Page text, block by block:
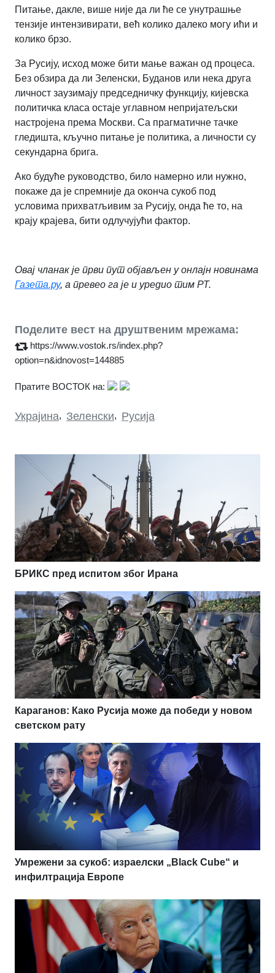
Питање, дакле, више није да ли ће се унутрашње
тензије интензивирати, већ колико далеко могу ићи и
колико брзо.
За Русију, исход може бити мање важан од процеса.
Без обзира да ли Зеленски, Буданов или нека друга
личност заузимају председничку функцију, кијевска
политичка класа остаје углавном непријатељски
настројена према Москви. Са прагматичне тачке
гледишта, кључно питање је политика, а личности су
секундарна брига.
Ако будуће руководство, било намерно или нужно,
покаже да је спремније да оконча сукоб под
условима прихватљивим за Русију, онда ће то, на
крају крајева, бити одлучујући фактор.
Овај чланак је први пут објављен у онлајн новинама
Газета.ру, а превео га је и уредио тим РТ.
Поделите вест на друштвеним мрежама:
https://www.vostok.rs/index.php?
option=n&idnovost=144885
Пратите ВОСТОК на:
Украјина, Зеленски, Русија
БРИКС пред испитом због Ирана
Караганов: Како Русија може да победи у новом
светском рату
Умрежени за сукоб: израелски „Black Cube“ и
инфилтрација Европе